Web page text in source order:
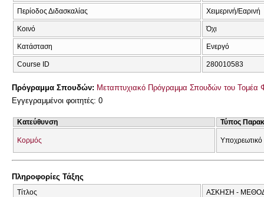
Περίοδος Διδασκαλίας Χειμερινή/Εαρινή
Κοινό Όχι
Κατάσταση Ενεργό
Course ID 280010583
Πρόγραμμα Σπουδών: Μεταπτυχιακό Πρόγραμμα Σπουδών του Τομέα
Εγγεγραμμένοι φοιτητές: 0
Κατεύθυνση Τύπος
Κορμός Υποχρεωτικό
Πληροφορίες Τάξης
Τίτλος ΑΣΚΗΣΗ -